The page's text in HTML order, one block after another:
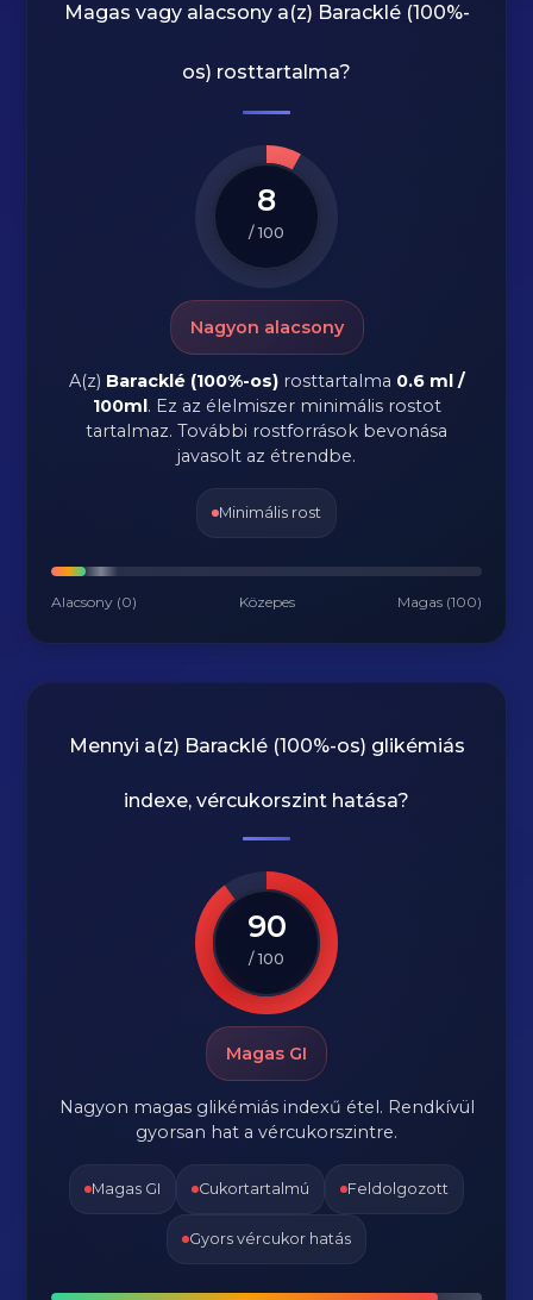
Magas vagy alacsony a(z) Baracklé (100%-
os) rosttartalma?
8
/ 100
Nagyon alacsony
A(z) Baracklé (100%-os)rosttartalma 0.6 ml /
100ml. Ez az élelmiszer minimális rostot
tartalmaz. További rostforrások bevonása
javasolt az étrendbe.
Minimális rost
Alacsony (0) Közepes Magas (100)
Mennyi a(z) Baracklé (100%-os) glikémiás
indexe, vércukorszint hatása?
90
/ 100
Magas GI
Nagyon magas glikémiás indexű étel. Rendkívül
gyorsan hat a vércukorszintre.
Magas GI Cukortartalmú Feldolgozott
Gyors vércukor hatás